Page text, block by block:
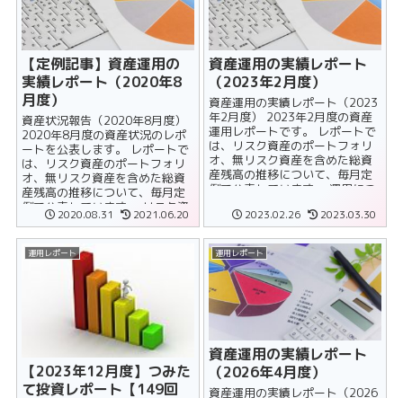
【定例記事】資産運用の
実績レポート（2020年8
月度）
資産状況報告（2020年8月度）
2020年8月度の資産状況のレポ
ートを公表します。 レポートで
は、リスク資産のポートフォリ
オ、無リスク資産を含めた総資
産残高の推移について、毎月定
例で公表しています。 リスク資
産のポートフ......
2020.08.31 2021.06.20
資産運用の実績レポート
（2023年2月度）
資産運用の実績レポート（2023
年2月度） 2023年2月度の資産
運用レポートです。 レポートで
は、リスク資産のポートフォリ
オ、無リスク資産を含めた総資
産残高の推移について、毎月定
例で公表しています。 運用につ
2023.02.26 2023.03.30
運用レポート
【2023年12月度】つみた
て投資レポート【149回
運用レポート
資産運用の実績レポート
（2026年4月度）
資産運用の実績レポート（2026